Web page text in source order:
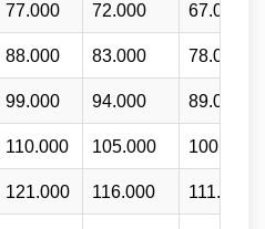
77.000 72.000 67.000
88.000 83.000 78.000
99.000 94.000 89.000
110.000 105.000 100.000
121.000 116.000 111.000